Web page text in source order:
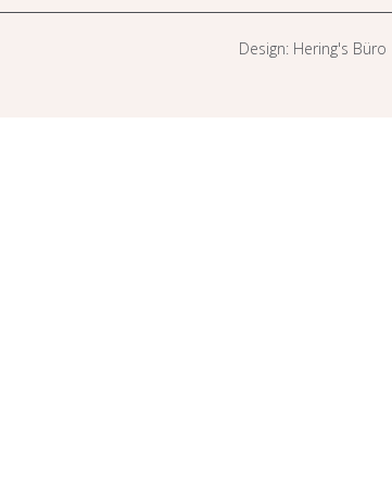
Design: Hering's Büro